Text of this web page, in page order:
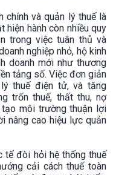
chính và quản lý thuế là
hiện hành còn nhiều quy
trong việc tuân thủ và
nghiệp nhỏ, hộ kinh
doanh mới như thương
tảng số. Việc đơn giản
thuế điện tử, và tăng
trốn thuế, thất thu, nợ
môi trường thuận lợi
nâng cao hiệu lực quản
tế đòi hỏi hệ thống thuế
cải cách thuế toàn